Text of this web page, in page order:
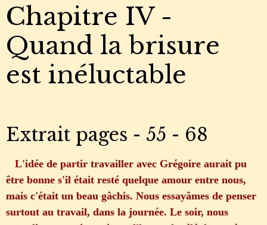
Chapitre IV -
Quand la brisure
est inéluctable
Extrait pages - 55 - 68
L'idée de partir travailler avec Grégoire aurait pu
être bonne s'il était resté quelque amour entre nous,
mais c'était un beau gâchis. Nous essayâmes de penser
surtout au travail, dans la journée. Le soir, nous